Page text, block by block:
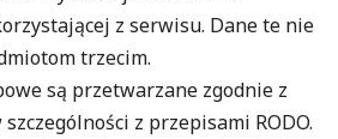
z serwisu. Dane te nie
trzecim.
są przetwarzane zgodnie z
z przepisami RODO.